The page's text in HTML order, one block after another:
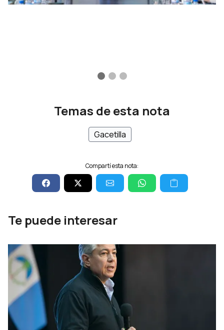
Temas de esta nota
Gacetilla
Compartí esta nota:
Te puede interesar